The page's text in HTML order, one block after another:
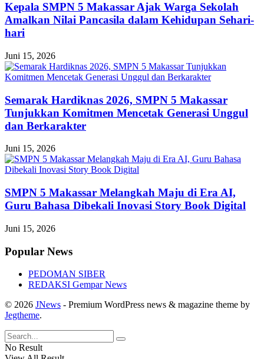
Kepala SMPN 5 Makassar Ajak Warga Sekolah
Amalkan Nilai Pancasila dalam Kehidupan Sehari-
hari
Juni 15, 2026
Semarak Hardiknas 2026, SMPN 5 Makassar
Tunjukkan Komitmen Mencetak Generasi Unggul
dan Berkarakter
Juni 15, 2026
SMPN 5 Makassar Melangkah Maju di Era AI,
Guru Bahasa Dibekali Inovasi Story Book Digital
Juni 15, 2026
Popular News
PEDOMAN SIBER
REDAKSI Gempar News
© 2026 JNews - Premium WordPress news & magazine theme by
Jegtheme.
No Result